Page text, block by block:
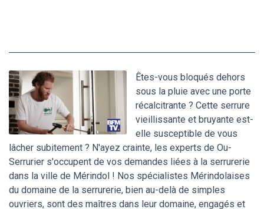
Êtes-vous bloqués dehors
sous la pluie avec une porte
récalcitrante ? Cette serrure
vieillissante et bruyante est-
elle susceptible de vous
lâcher subitement ? N'ayez crainte, les experts de Ou-
Serrurier s'occupent de vos demandes liées à la serrurerie
dans la ville de Mérindol ! Nos spécialistes Mérindolaises
du domaine de la serrurerie, bien au-delà de simples
ouvriers, sont des maîtres dans leur domaine, engagés et